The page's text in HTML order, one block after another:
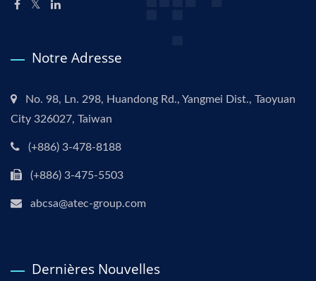
Notre Adresse
No. 98, Ln. 298, Huandong Rd., Yangmei Dist., Taoyuan
City 326027, Taiwan
(+886) 3-478-8188
(+886) 3-475-5503
abcsa@atec-group.com
Dernières Nouvelles